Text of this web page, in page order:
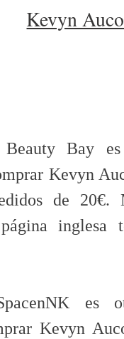
Kevyn
Bay
Kevyn
de 20€.
inglesa
es
Kevyn